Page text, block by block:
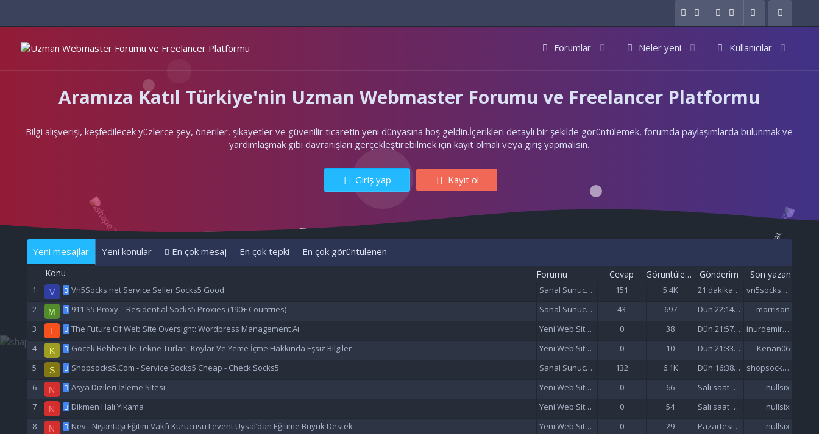
Forumlar Neler yeni Kullanıcılar
Aramıza Katıl Türkiye'nin Uzman Webmaster Forumu ve Freelancer Platformu
Bilgi alışverişi, keşfedilecek yüzlerce şey, öneriler, şikayetler ve güvenilir ticaretin yeni dünyasına hoş geldin.İçerikleri detaylı bir şekilde görüntülemek, forumda paylaşımlarda bulunmak ve
yardımlaşmak gibi davranışları gerçekleştirebilmek için kayıt olmalı veya giriş yapmalısın.
Giriş yap Kayıt ol
Yeni mesajlar Yeni konular En çok mesaj En çok tepki En çok görüntülenen
Konu Forumu Cevap Görüntüleme Gönderim Son yazan
V Vn5Socks.net Service Seller Socks5 Good Sanal Sunucu (VDS/VPS) 151 5.4K 21 dakika önce vn5socks.net
M 911 S5 Proxy – Residential Socks5 Proxies (190+ Countries) Sanal Sunucu (VDS/VPS) 43 697 Dün 22:14 da morrison
I The Future Of Web Site Oversight: Wordpress Management Aı Yeni Web Siteleri - Site Tanıtımı 0 38 Dün 21:57 da inurdemirelseo
K Göcek Rehberi Ile Tekne Turları, Koylar Ve Yeme İçme Hakkında Eşsiz Bilgiler Yeni Web Siteleri - Site Tanıtımı 0 10 Dün 21:33 da Kenan06
S Shopsocks5.Com - Service Socks5 Cheap - Check Socks5 Sanal Sunucu (VDS/VPS) 132 6.1K Dün 16:38 da shopsocks5
N Asya Dizileri İzleme Sitesi Yeni Web Siteleri - Site Tanıtımı 0 66 Salı saat 15:47'de nullsix
N Dikmen Halı Yıkama Yeni Web Siteleri - Site Tanıtımı 0 54 Salı saat 02:13'de nullsix
N Nev - Nişantaşı Eğitim Vakfı Kurucusu Levent Uysal’dan Eğitime Büyük Destek Yeni Web Siteleri - Site Tanıtımı 0 29 Pazartesi saat 22:01'de nullsix